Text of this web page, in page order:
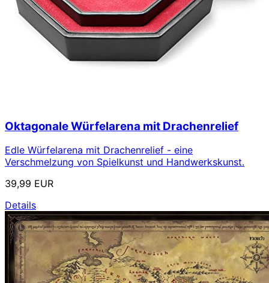
Oktagonale Würfelarena mit Drachenrelief
Edle Würfelarena mit Drachenrelief - eine
Verschmelzung von Spielkunst und Handwerkskunst.
39,99 EUR
Details